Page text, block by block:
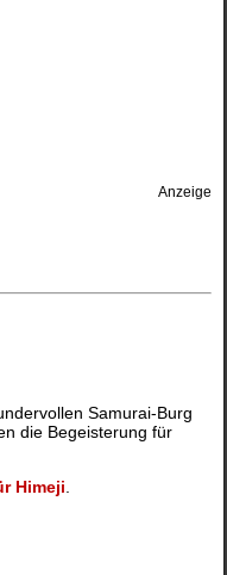
Anzeige
Samurai-Burg
die Begeisterung für
Himeji.